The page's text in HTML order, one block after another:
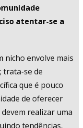
atentar-se a
nicho envolve mais
trata-se de
que é pouco
de oferecer
realizar uma
tendências,